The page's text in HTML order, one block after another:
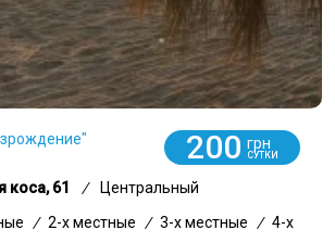
200 грн
СУТКИ
коса, 61 /
Центральный
/ 2-x местные / 3-x местные / 4-x